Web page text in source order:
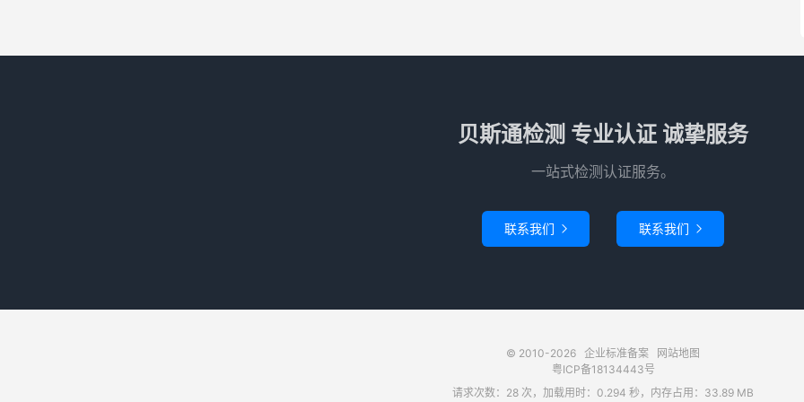
贝斯通检测 专业认证 诚挚服务
一站式检测认证服务。
联系我们  联系我们 
© 2010-2026 企业标准备案
网站地图
粤ICP备18134443号
请求次数：28 次，加载用时：0.294 秒，内存占用：33.89 MB